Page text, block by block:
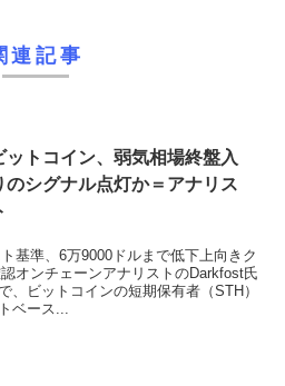
連記事
ットコイン、弱気相場終盤入
のシグナル点灯か＝アナリス
基準、6万9000ドルまで低下上向きク
オンチェーンアナリストのDarkfost氏
、ビットコインの短期保有者（STH）
ベース...